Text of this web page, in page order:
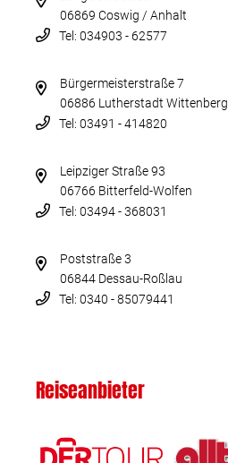
06869 Coswig / Anhalt
Tel: 034903 - 62577
Bürgermeisterstraße 7
06886 Lutherstadt Wittenberg
Tel: 03491 - 414820
Leipziger Straße 93
06766 Bitterfeld-Wolfen
Tel: 03494 - 368031
Poststraße 3
06844 Dessau-Roßlau
Tel: 0340 - 85079441
Reiseanbieter